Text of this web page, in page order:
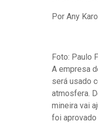
Por Any
Foto: Paulo
A empresa
será usado
atmosfera.
mineira vai
foi